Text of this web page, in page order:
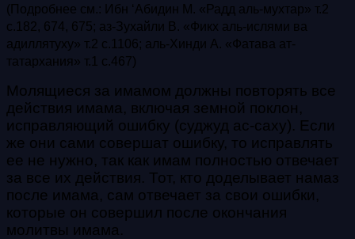
(Подробнее см.: Ибн ‘Абидин М. «Радд аль-мухтар» т.2
с.182, 674, 675; аз-Зухайли В. «Фикх аль-ислями ва
адиллятуху» т.2 с.1106; аль-Хинди А. «Фатава ат-
татархания» т.1 с.467)
Молящиеся за имамом должны повторять все
действия имама, включая земной поклон,
исправляющий ошибку (суджуд ас-саху). Если
же они сами совершат ошибку, то исправлять
ее не нужно, так как имам полностью отвечает
за все их действия. Тот, кто доделывает намаз
после имама, сам отвечает за свои ошибки,
которые он совершил после окончания
молитвы имама.